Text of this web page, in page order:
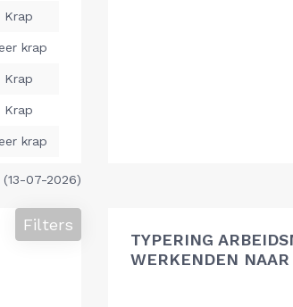
(13-07-2026)
Filters
TYPERING
WERKENDEN NAAR